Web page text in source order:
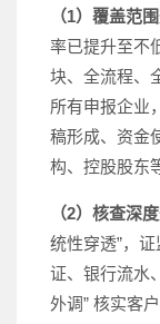
（1）覆盖范围
率已提升至不
块、全流程、
所有申报企业
稿形成、资金
构、控股股东
（2）核查深度
统性穿透”，
证、银行流水
外调” 核实客